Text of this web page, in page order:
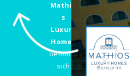
Mathio
s
Luxury
Homes
befindet
sich